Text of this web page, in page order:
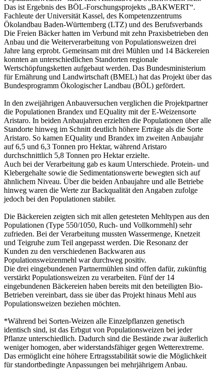
Das ist Ergebnis des BÖL-Forschungsprojekts „BAKWERT“.
Fachleute der Universität Kassel, des Kompetenzzentrums
Ökolandbau Baden-Württemberg (LTZ) und des Berufsverbands
Die Freien Bäcker hatten im Verbund mit zehn Praxisbetrieben den
Anbau und die Weiterverarbeitung von Populationsweizen drei
Jahre lang erprobt. Gemeinsam mit drei Mühlen und 14 Bäckereien
konnten an unterschiedlichen Standorten regionale
Wertschöpfungsketten aufgebaut werden. Das Bundesministerium
für Ernährung und Landwirtschaft (BMEL) hat das Projekt über das
Bundesprogramm Ökologischer Landbau (BÖL) gefördert.
In den zweijährigen Anbauversuchen verglichen die Projektpartner
die Populationen Brandex und EQuality mit der E-Weizensorte
Aristaro. In beiden Anbaujahren erzielten die Populationen über alle
Standorte hinweg im Schnitt deutlich höhere Erträge als die Sorte
Aristaro. So kamen EQuality und Brandex im zweiten Anbaujahr
auf 6,5 und 6,3 Tonnen pro Hektar, während Aristaro
durchschnittlich 5,8 Tonnen pro Hektar erzielte.
Auch bei der Verarbeitung gab es kaum Unterschiede. Protein- und
Klebergehalte sowie die Sedimentationswerte bewegten sich auf
ähnlichem Niveau. Über die beiden Anbaujahre und alle Betriebe
hinweg waren die Werte zur Backqualität den Angaben zufolge
jedoch bei den Populationen stabiler.
Die Bäckereien zeigten sich mit allen getesteten Mehltypen aus den
Populationen (Type 550/1050, Ruch- und Vollkornmehl) sehr
zufrieden. Bei der Verarbeitung mussten Wassermenge, Knetzeit
und Teigruhe zum Teil angepasst werden. Die Resonanz der
Kunden zu den verschiedenen Backwaren aus
Populationsweizenmehl war durchweg positiv.
Die drei eingebundenen Partnermühlen sind offen dafür, zukünftig
verstärkt Populationsweizen zu verarbeiten. Fünf der 14
eingebundenen Bäckereien haben bereits mit den beteiligten Bio-
Betrieben vereinbart, dass sie über das Projekt hinaus Mehl aus
Populationsweizen beziehen möchten.
*Während bei Sorten-Weizen alle Einzelpflanzen genetisch
identisch sind, ist das Erbgut von Populationsweizen bei jeder
Pflanze unterschiedlich. Dadurch sind die Bestände zwar äußerlich
weniger homogen, aber widerstandsfähiger gegen Wetterextreme.
Das ermöglicht eine höhere Ertragsstabilität sowie die Möglichkeit
für standortbedingte Anpassungen bei mehrjährigem Anbau.